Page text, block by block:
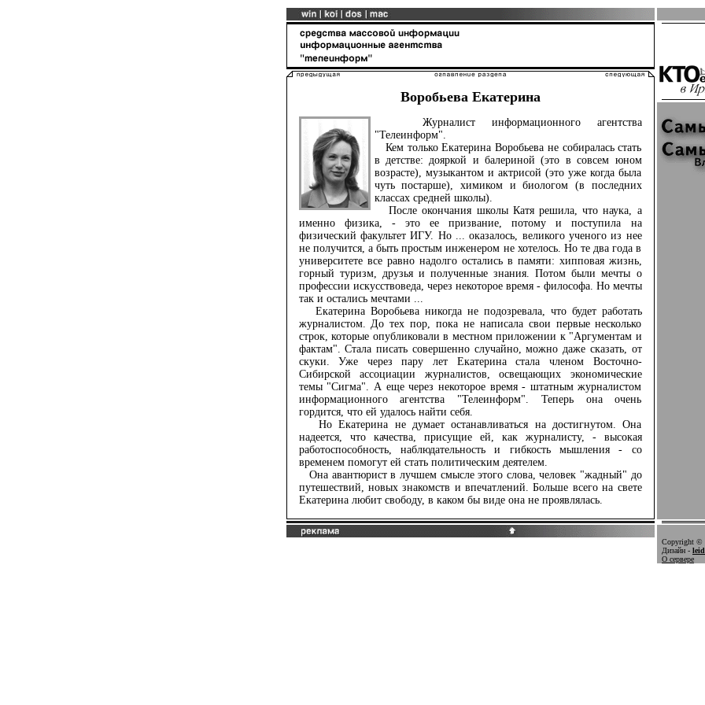
Воробьева Екатерина
Журналист информационного агентства
"Телеинформ".
Кем только Екатерина Воробьева не собиралась стать
в детстве: дояркой и балериной (это в совсем юном
возрасте), музыкантом и актрисой (это уже когда была
чуть постарше), химиком и биологом (в последних
классах средней школы).
После окончания школы Катя решила, что наука, а
именно физика, - это ее призвание, потому и поступила на
физический факультет ИГУ. Но ... оказалось, великого ученого из нее
не получится, а быть простым инженером не хотелось. Но те два года в
университете все равно надолго остались в памяти: хипповая жизнь,
горный туризм, друзья и полученные знания. Потом были мечты о
профессии искусствоведа, через некоторое время - философа. Но мечты
так и остались мечтами ...
Екатерина Воробьева никогда не подозревала, что будет работать
журналистом. До тех пор, пока не написала свои первые несколько
строк, которые опубликовали в местном приложении к "Аргументам и
фактам". Стала писать совершенно случайно, можно даже сказать, от
скуки. Уже через пару лет Екатерина стала членом Восточно-
Сибирской ассоциации журналистов, освещающих экономические
темы "Сигма". А еще через некоторое время - штатным журналистом
информационного агентства "Телеинформ". Теперь она очень
гордится, что ей удалось найти себя.
Но Екатерина не думает останавливаться на достигнутом. Она
надеется, что качества, присущие ей, как журналисту, - высокая
работоспособность, наблюдательность и гибкость мышления - со
временем помогут ей стать политическим деятелем.
Она авантюрист в лучшем смысле этого слова, человек "жадный" до
путешествий, новых знакомств и впечатлений. Больше всего на свете
Екатерина любит свободу, в каком бы виде она не проявлялась.
Copyright ©
Дизайн -
О сервере